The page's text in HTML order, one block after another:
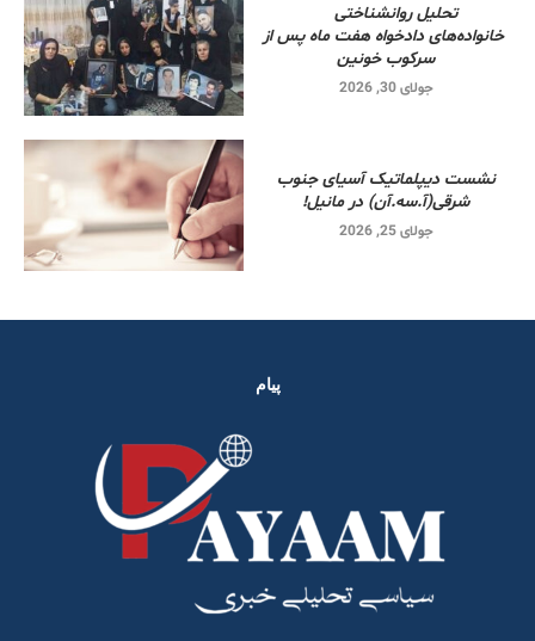
تحلیل روانشناختی
خانواده‌های دادخواه هفت ماه پس از
سرکوب خونین
جولای 30, 2026
نشست دیپلماتیک آسیای جنوب
شرقی‌(آ.سه.آن) در مانیل!
جولای 25, 2026
پیام